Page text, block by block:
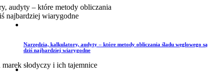
Narzędzia, kalkulatory, audyty – które metody obliczania śladu węglowego są
dziś najbardziej wiarygodne